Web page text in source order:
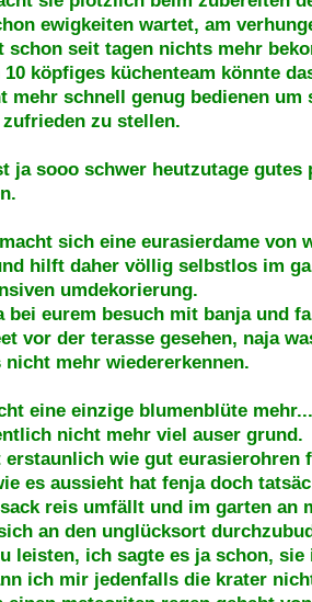
ewigkeiten wartet, am
schon seit tagen nichts mehr
köpfiges küchenteam könnte
mehr schnell genug bedienen
zu stellen.
ja sooo schwer heutzutage gutes
sich eine eurasierdame von
hilft daher völlig selbstlos im
umdekorierung.
bei eurem besuch mit banja und
vor der terasse gesehen, naja
nicht mehr wiedererkennen.
eine einzige blumenblüte
nicht mehr viel auser grund.
erstaunlich wie gut eurasierohren
es aussieht hat fenja doch
reis umfällt und im garten an
an den unglücksort
leisten, ich sagte es ja schon,
ich mir jedenfalls die krater